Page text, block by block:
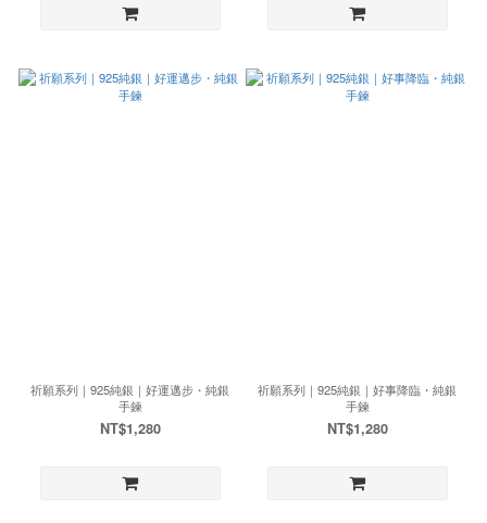
祈願系列｜925純銀｜好運邁步・純銀
手鍊
NT$1,280
祈願系列｜925純銀｜好事降臨・純銀
手鍊
NT$1,280